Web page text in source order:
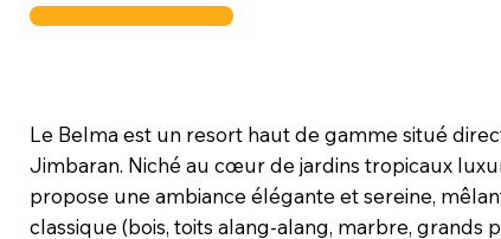
Le Belma est un resort haut de gamme situé
Jimbaran. Niché au cœur de jardins tropicaux
propose une ambiance élégante et sereine,
classique (bois, toits alang-alang, marbre, grands